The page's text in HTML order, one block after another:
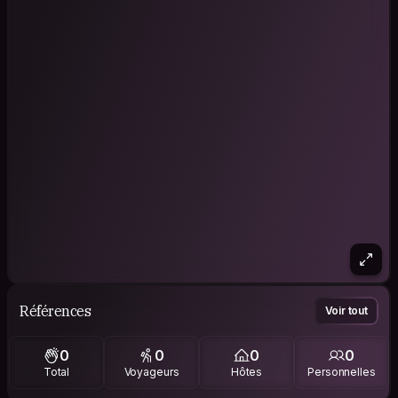
Références Voir tout
0
Total
0
Voyageurs
0
Hôtes
0
Personnelles